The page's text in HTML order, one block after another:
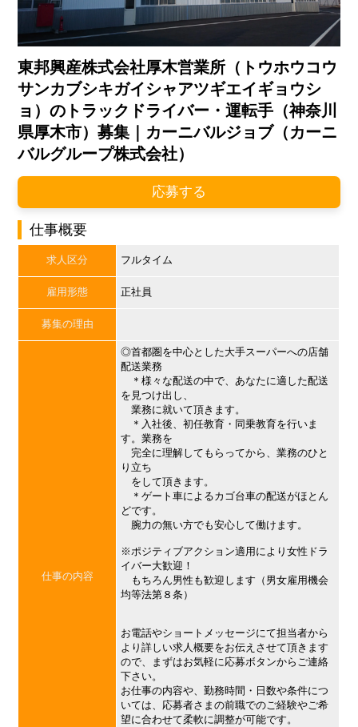
東邦興産株式会社厚木営業所（トウホウコウ
サンカブシキガイシャアツギエイギョウシ
ョ）のトラックドライバー・運転手（神奈川
県厚木市）募集｜カーニバルジョブ（カーニ
バルグループ株式会社）
応募する
仕事概要
求人区分 フルタイム
雇用形態 正社員
募集の理由
仕事の内容
◎首都圏を中心とした大手スーパーへの店舗
配送業務
＊様々な配送の中で、あなたに適した配送
を見つけ出し、
業務に就いて頂きます。
＊入社後、初任教育・同乗教育を行いま
す。業務を
完全に理解してもらってから、業務のひと
り立ち
をして頂きます。
＊ゲート車によるカゴ台車の配送がほとん
どです。
腕力の無い方でも安心して働けます。
※ポジティブアクション適用により女性ドラ
イバー大歓迎！
もちろん男性も歓迎します（男女雇用機会
均等法第８条）
お電話やショートメッセージにて担当者から
より詳しい求人概要をお伝えさせて頂きます
ので、まずはお気軽に応募ボタンからご連絡
下さい。
お仕事の内容や、勤務時間・日数や条件につ
いては、応募者さまの前職でのご経験やご希
望に合わせて柔軟に調整が可能です。